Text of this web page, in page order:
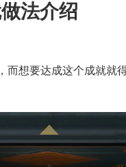
法介绍
而想要达成这个成就就